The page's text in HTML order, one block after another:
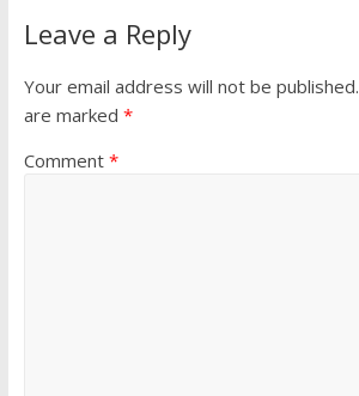
Leave a Reply
Your email address will not be published.
are marked *
Comment *